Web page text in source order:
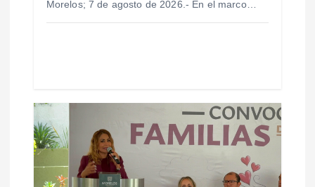
a
s
Morelos; 7 de agosto de 2026.- En el marco…